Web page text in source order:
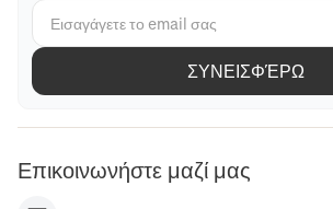
ΣΥΝΕΙΣΦΈΡΩ
Επικοινωνήστε μαζί μας